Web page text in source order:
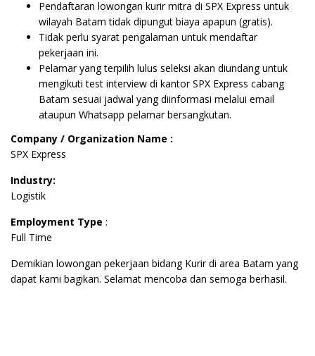
Pendaftaran lowongan kurir mitra di SPX Express untuk
wilayah Batam tidak dipungut biaya apapun (gratis).
Tidak perlu syarat pengalaman untuk mendaftar
pekerjaan ini.
Pelamar yang terpilih lulus seleksi akan diundang untuk
mengikuti test interview di kantor SPX Express cabang
Batam sesuai jadwal yang diinformasi melalui email
ataupun Whatsapp pelamar bersangkutan.
Company / Organization Name :
SPX Express
Industry:
Logistik
Employment Type :
Full Time
Demikian lowongan pekerjaan bidang Kurir di area Batam yang
dapat kami bagikan. Selamat mencoba dan semoga berhasil.